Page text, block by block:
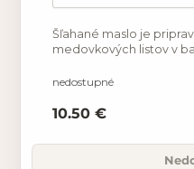
Šľahané maslo je
medovkových listov v
hydratačné oleje,
nedostupné
10.50 €